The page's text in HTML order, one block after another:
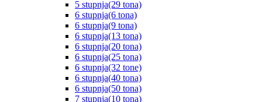
5 stupnja(29 tona)
6 stupnja(6 tona)
6 stupnja(9 tona)
6 stupnja(13 tona)
6 stupnja(20 tona)
6 stupnja(25 tona)
6 stupnja(32 tone)
6 stupnja(40 tona)
6 stupnja(50 tona)
7 stupnja(10 tona)